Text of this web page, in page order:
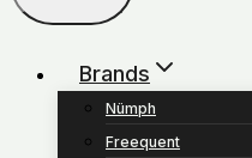
Brands
Nümph
Freequent